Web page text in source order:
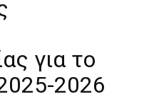
για το
2026